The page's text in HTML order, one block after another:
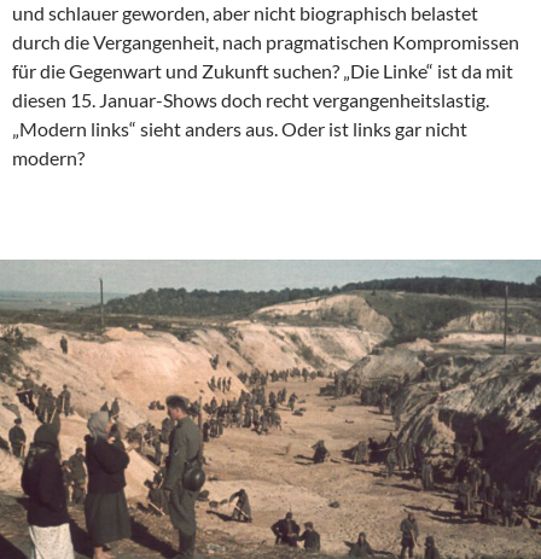
und schlauer geworden, aber nicht biographisch belastet
durch die Vergangenheit, nach pragmatischen Kompromissen
für die Gegenwart und Zukunft suchen? „Die Linke“ ist da mit
diesen 15. Januar-Shows doch recht vergangenheitslastig.
„Modern links“ sieht anders aus. Oder ist links gar nicht
modern?